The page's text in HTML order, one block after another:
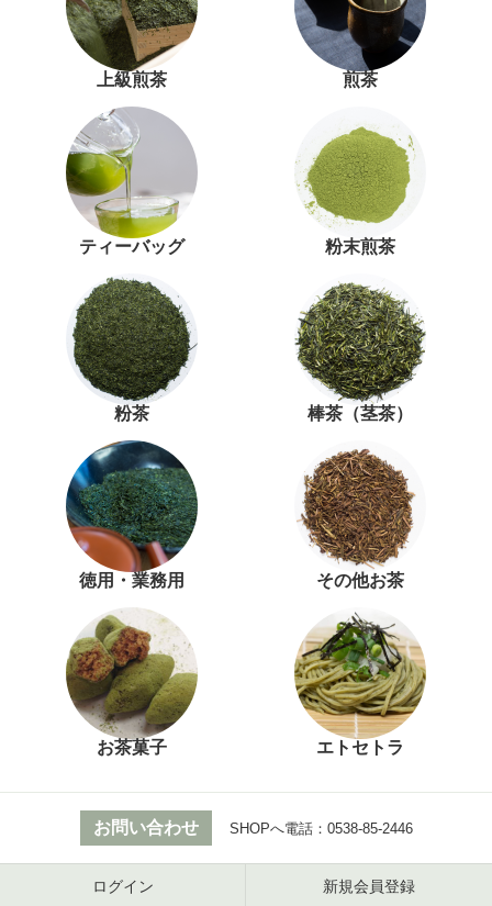
上級煎茶 煎茶
ティーバッグ 粉末煎茶
粉茶 棒茶（茎茶）
徳用・業務用 その他お茶
お茶菓子 エトセトラ
お問い合わせ SHOPへ電話： 0538-85-2446
ログイン 新規会員登録